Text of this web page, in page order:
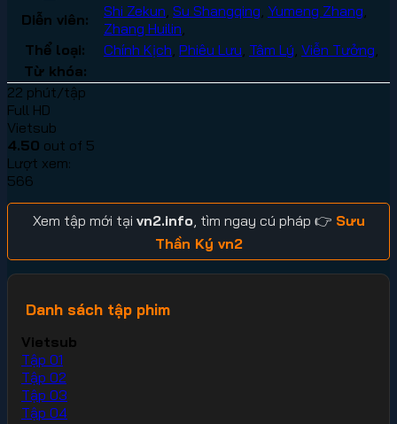
Diễn viên:
Shi Zekun Su Shangqing Yumeng Zhang
Zhang Huilin
Thể loại:
Chính Kịch Phiêu Lưu Tâm Lý Viễn Tưởng
Từ khóa:
22 phút/tập
Full HD
Vietsub
4.50 out of 5
Lượt xem:
566
Xem tập mới tại vn2.info, tìm ngay cú pháp 👉 Sưu
Thần Ký vn2
Danh sách tập phim
Vietsub
Tập 01
Tập 02
Tập 03
Tập 04